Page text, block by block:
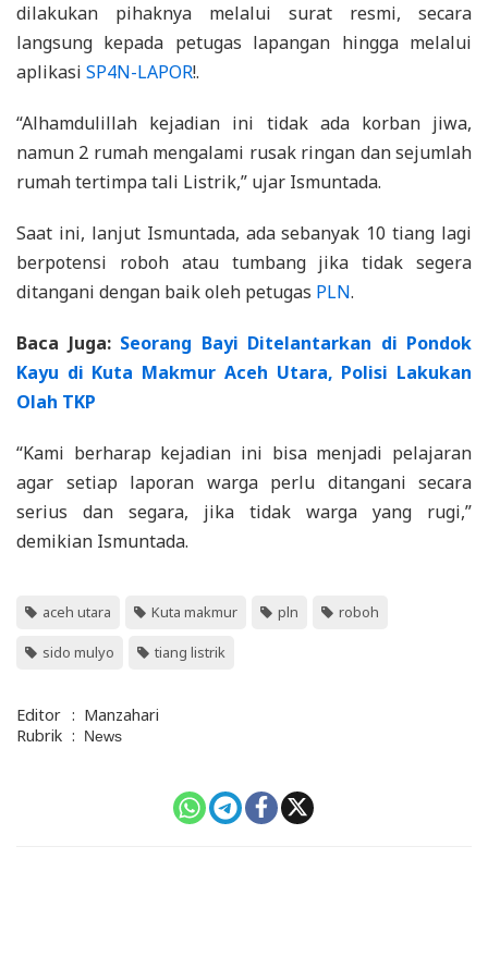
dilakukan pihaknya melalui surat resmi, secara
langsung kepada petugas lapangan hingga melalui
aplikasi SP4N-LAPOR!.
“Alhamdulillah kejadian ini tidak ada korban jiwa,
namun 2 rumah mengalami rusak ringan dan sejumlah
rumah tertimpa tali Listrik,” ujar Ismuntada.
Saat ini, lanjut Ismuntada, ada sebanyak 10 tiang lagi
berpotensi roboh atau tumbang jika tidak segera
ditangani dengan baik oleh petugas PLN.
Baca Juga: Seorang Bayi Ditelantarkan di Pondok
Kayu di Kuta Makmur Aceh Utara, Polisi Lakukan
Olah TKP
“Kami berharap kejadian ini bisa menjadi pelajaran
agar setiap laporan warga perlu ditangani secara
serius dan segara, jika tidak warga yang rugi,”
demikian Ismuntada.
aceh utara Kuta makmur pln roboh
sido mulyo tiang listrik
Editor : Manzahari
Rubrik : News